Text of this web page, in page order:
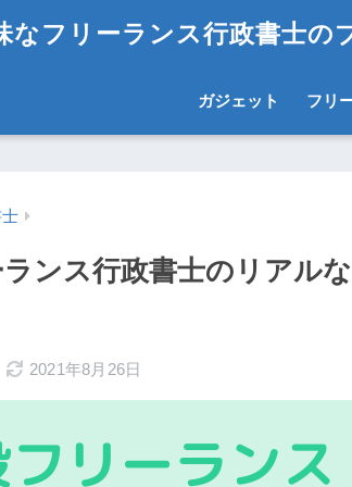
なフリーランス行政書士の
ガジェット フリ
ンス行政書士のリアル
2021年8月26日